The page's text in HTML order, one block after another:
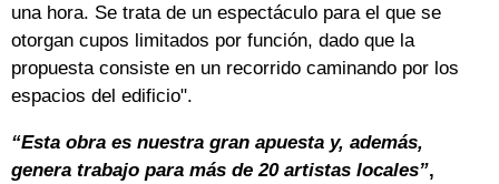
una hora. Se trata de un espectáculo para el que se
otorgan cupos limitados por función, dado que la
propuesta consiste en un recorrido caminando por los
espacios del edificio".
“Esta obra es nuestra gran apuesta y, además,
genera trabajo para más de 20 artistas locales”,